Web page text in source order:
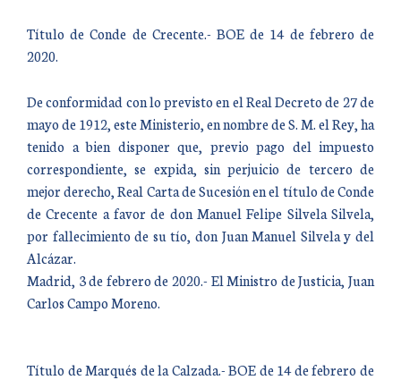
Título de Conde de Crecente.- BOE de 14 de febrero de
2020.
De conformidad con lo previsto en el Real Decreto de 27 de
mayo de 1912, este Ministerio, en nombre de S. M. el Rey, ha
tenido a bien disponer que, previo pago del impuesto
correspondiente, se expida, sin perjuicio de tercero de
mejor derecho, Real Carta de Sucesión en el título de Conde
de Crecente a favor de don Manuel Felipe Silvela Silvela,
por fallecimiento de su tío, don Juan Manuel Silvela y del
Alcázar.
Madrid, 3 de febrero de 2020.- El Ministro de Justicia, Juan
Carlos Campo Moreno.
Título de Marqués de la Calzada.- BOE de 14 de febrero de